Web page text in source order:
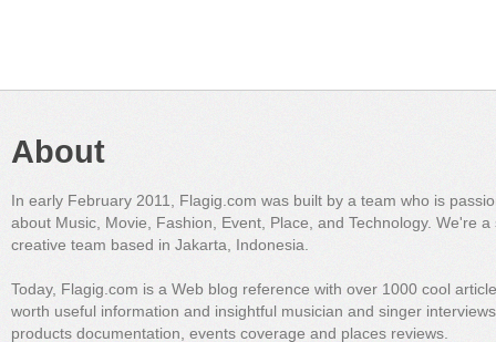
About
In early February 2011, Flagig.com was built by a team who is
about Music, Movie, Fashion, Event, Place, and Technology. We're a
creative team based in Jakarta, Indonesia.
Today, Flagig.com is a Web blog reference with over 1000 cool
worth useful information and insightful musician and singer
products documentation, events coverage and places reviews.